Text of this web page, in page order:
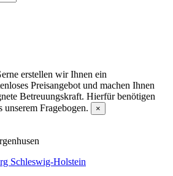
erstellen wir Ihnen ein
Preisangebot und machen Ihnen
Betreuungskraft. Hierfür benötigen
Fragebogen.
×
Schleswig-Holstein